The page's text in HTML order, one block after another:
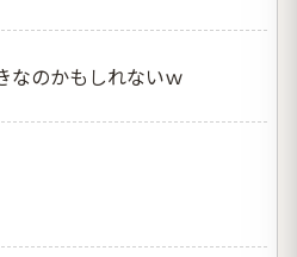
なのかもしれないｗ